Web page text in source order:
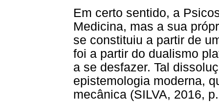
Em certo sentido, a
Medicina, mas a sua
se constituiu a partir de
foi a partir do dualismo
a se desfazer. Tal
epistemologia moderna,
mecânica (SILVA, 2016,